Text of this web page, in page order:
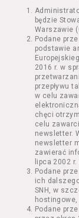
Seans
w Kinie
inna
Kurs –
Bilety
umowy
będzie
Warszawie
Podane
podstawie
2016 r. w
przepływu
w celu
chęci
celu
newsletter.
newsletter
zawierać
lipca 2002
Podane
ich
SNH, w
Podane